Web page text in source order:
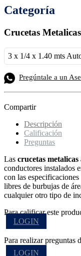
Categoría
Crucetas Metalicas
3 x 1/4 x 1.40 mts
Pregúntale a un
Compartir
Descripción
Calificación
Preguntas
Las crucetas metalicas
conductores instalados
con las
libres de burbujas de
cualquier otro tipo de
Para calificar este
LOGIN
Para realizar preguntas
LOGIN